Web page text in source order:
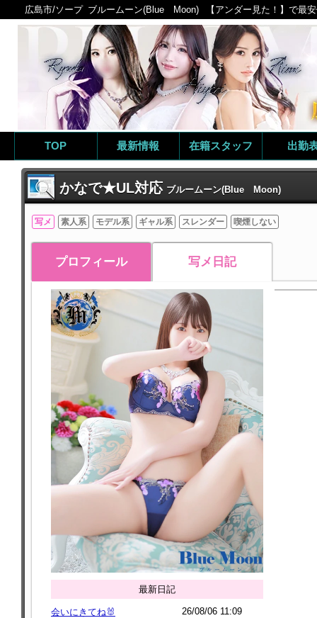
広島市/ソープ ブルームーン(Blue Moon) 【アンダー見た！】で最
TOP 最新情報 在籍スタッフ 出勤
かなで★UL対応 ブルームーン(Blue Moon)
写メ 素人系 モデル系 ギャル系 スレンダー 喫煙しない
プロフィール 写メ日記
最新日記
会いにきてね🐰
26/08/06 11:09